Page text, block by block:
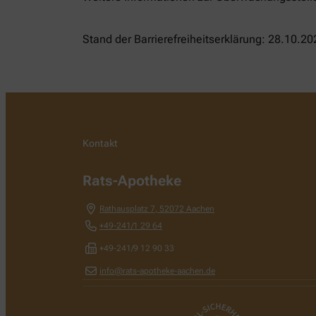
Stand der Barrierefreiheitserklärung:
Kontakt
Rats-Apotheke
Rathausplatz 7 52072 Aachen
+49-241/1 29 64
+49-241/9 12 90 33
info@rats-apotheke-aachen.de